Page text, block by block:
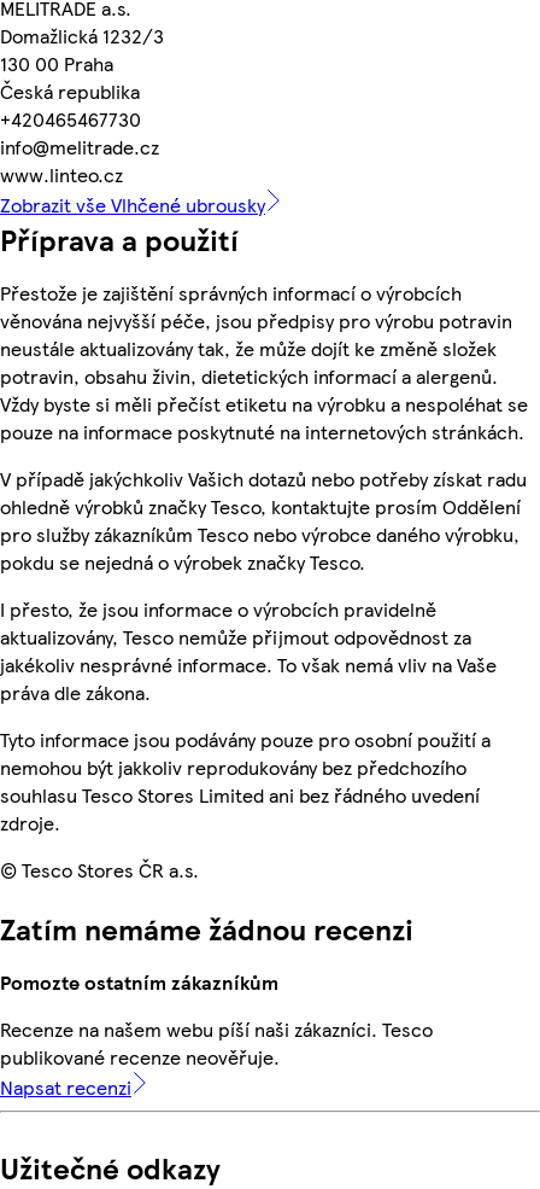
MELITRADE a.s.
Domažlická 1232/3
130 00 Praha
Česká republika
+420465467730
info@melitrade.cz
www.linteo.cz
Zobrazit vše Vlhčené ubrousky
Příprava a použití
Přestože je zajištění správných informací o výrobcích
věnována nejvyšší péče, jsou předpisy pro výrobu potravin
neustále aktualizovány tak, že může dojít ke změně složek
potravin, obsahu živin, dietetických informací a alergenů.
Vždy byste si měli přečíst etiketu na výrobku a nespoléhat se
pouze na informace poskytnuté na internetových stránkách.
V případě jakýchkoliv Vašich dotazů nebo potřeby získat radu
ohledně výrobků značky Tesco, kontaktujte prosím Oddělení
pro služby zákazníkům Tesco nebo výrobce daného výrobku,
pokdu se nejedná o výrobek značky Tesco.
I přesto, že jsou informace o výrobcích pravidelně
aktualizovány, Tesco nemůže přijmout odpovědnost za
jakékoliv nesprávné informace. To však nemá vliv na Vaše
práva dle zákona.
Tyto informace jsou podávány pouze pro osobní použití a
nemohou být jakkoliv reprodukovány bez předchozího
souhlasu Tesco Stores Limited ani bez řádného uvedení
zdroje.
© Tesco Stores ČR a.s.
Zatím nemáme žádnou recenzi
Pomozte ostatním zákazníkům
Recenze na našem webu píší naši zákazníci. Tesco
publikované recenze neověřuje.
Napsat recenzi
Užitečné odkazy